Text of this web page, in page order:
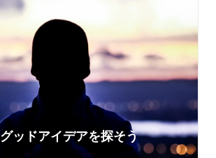
グッドアイデアを探そう